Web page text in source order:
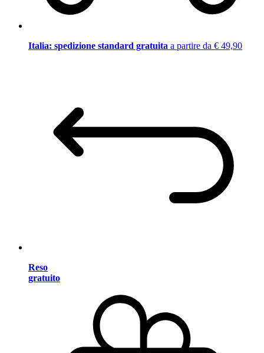
Italia: spedizione standard gratuita a partire da € 49,90
Reso
gratuito